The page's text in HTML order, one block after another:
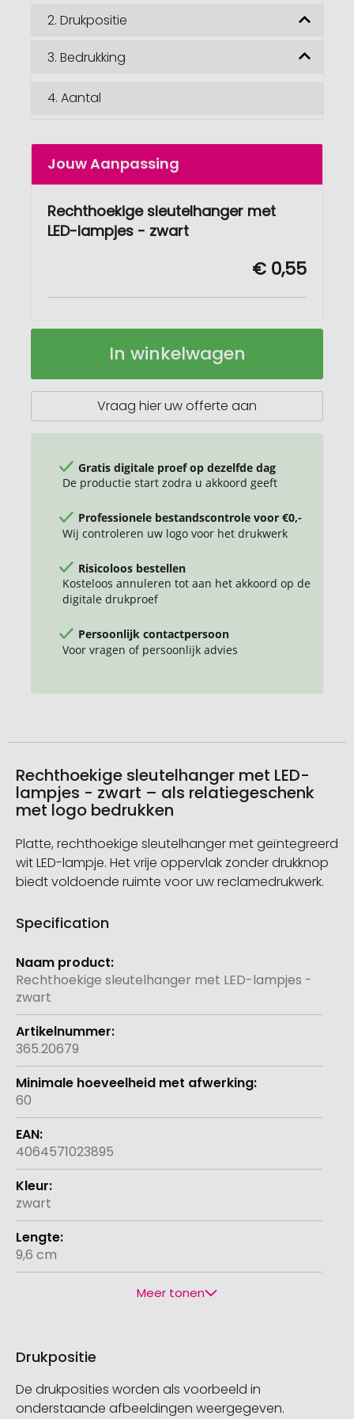
2. Drukpositie
3. Bedrukking
4. Aantal
Jouw Aanpassing
Rechthoekige sleutelhanger met
LED-lampjes - zwart
€ 0,55
Rechthoekige
LED-
Op
In winkelwagen
Vraag hier uw offerte aan
Gratis digitale proef op dezelfde dag
De productie start zodra u akkoord geeft
Professionele bestandscontrole voor €0,-
Wij controleren uw logo voor het drukwerk
Risicoloos bestellen
Kosteloos annuleren tot aan het akkoord op de
digitale drukproef
Persoonlijk contactpersoon
Voor vragen of persoonlijk advies
Rechthoekige sleutelhanger met LED-
lampjes - zwart – als relatiegeschenk
met logo bedrukken
Platte, rechthoekige sleutelhanger met geïntegreerd
wit LED-lampje. Het vrije oppervlak zonder drukknop
biedt voldoende ruimte voor uw reclamedrukwerk.
Specification
Meer
informatie
Rechthoekige sleutelhanger met LED-lampjes -
zwart
365.20679
60
4064571023895
zwart
9,6 cm
Meer tonen
Drukpositie
De drukposities worden als voorbeeld in
onderstaande afbeeldingen weergegeven.